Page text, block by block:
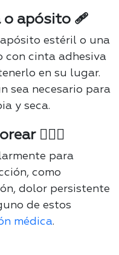
o apósito 🩹
estéril o una
con cinta adhesiva
en su lugar.
sea necesario para
y seca.
👩🏻‍⚕️
para
como
dolor persistente
de estos
médica.